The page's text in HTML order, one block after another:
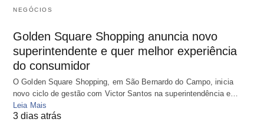
NEGÓCIOS
Golden Square Shopping anuncia novo
superintendente e quer melhor experiência
do consumidor
O Golden Square Shopping, em São Bernardo do Campo, inicia
novo ciclo de gestão com Victor Santos na superintendência e…
Leia Mais
3 dias atrás